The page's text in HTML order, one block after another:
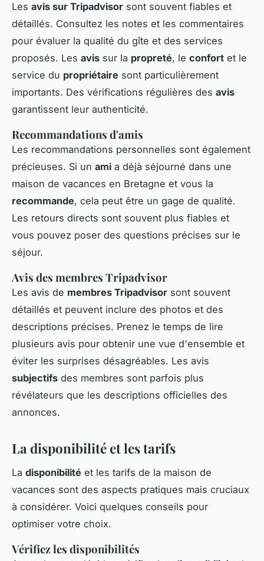
Les avis sur Tripadvisor sont souvent fiables et
détaillés. Consultez les notes et les commentaires
pour évaluer la qualité du gîte et des services
proposés. Les avis sur la propreté, le confort et le
service du propriétaire sont particulièrement
importants. Des vérifications régulières des avis
garantissent leur authenticité.
Recommandations d'amis
Les recommandations personnelles sont également
précieuses. Si un ami a déjà séjourné dans une
maison de vacances en Bretagne et vous la
recommande, cela peut être un gage de qualité.
Les retours directs sont souvent plus fiables et
vous pouvez poser des questions précises sur le
séjour.
Avis des membres Tripadvisor
Les avis de membres Tripadvisor sont souvent
détaillés et peuvent inclure des photos et des
descriptions précises. Prenez le temps de lire
plusieurs avis pour obtenir une vue d'ensemble et
éviter les surprises désagréables. Les avis
subjectifs des membres sont parfois plus
révélateurs que les descriptions officielles des
annonces.
La disponibilité et les tarifs
La disponibilité et les tarifs de la maison de
vacances sont des aspects pratiques mais cruciaux
à considérer. Voici quelques conseils pour
optimiser votre choix.
Vérifiez les disponibilités